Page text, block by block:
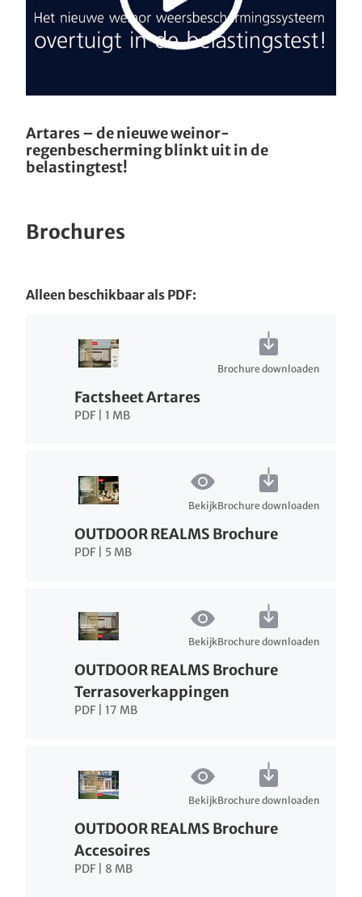
Artares – de nieuwe weinor-
regenbescherming blinkt uit in de
belastingtest!
Brochures
Alleen beschikbaar als PDF:
Brochure downloaden
Factsheet Artares
PDF | 1 MB
BekijkBrochure downloaden
OUTDOOR REALMS Brochure
PDF | 5 MB
BekijkBrochure downloaden
OUTDOOR REALMS Brochure
Terrasoverkappingen
PDF | 17 MB
BekijkBrochure downloaden
OUTDOOR REALMS Brochure
Accesoires
PDF | 8 MB